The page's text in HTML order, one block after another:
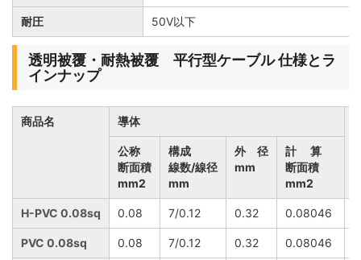
耐圧 50V以下
透明被覆・耐熱被覆 平行型ケーブル 仕様とラ
インナップ
商品名 導体
公称
断面積
mm2
構成
線数/線径
mm
外 径
mm
計 算
断面積
mm2
H-PVC 0.08sq 0.08 7/0.12 0.32 0.08046
PVC 0.08sq 0.08 7/0.12 0.32 0.08046